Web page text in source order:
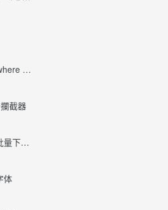
New Bing Anywhere (Bing Chat GPT-4)
截器
圖片下載器 – 批量下載圖片
体